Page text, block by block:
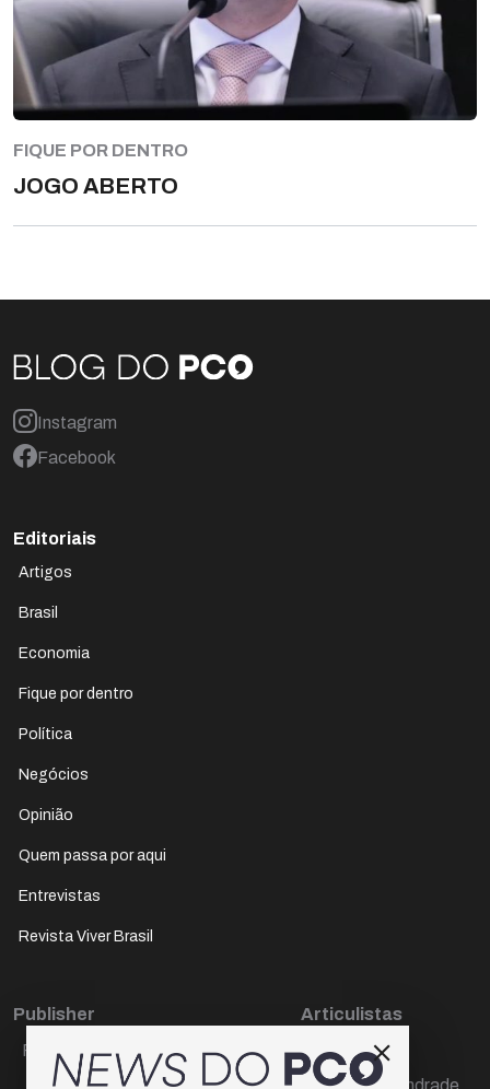
FIQUE POR DENTRO
JOGO ABERTO
Instagram
Facebook
Editoriais
Artigos
Brasil
Economia
Fique por dentro
Política
Negócios
Opinião
Quem passa por aqui
Entrevistas
Revista Viver Brasil
Publisher
Paulo Cesar de Oliveira
Articulistas
Décio Freire
Dr Marcos Andrade